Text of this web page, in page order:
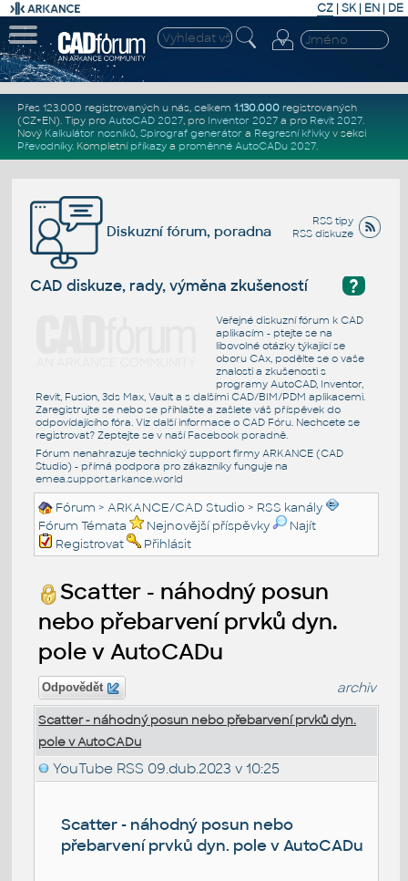
CZ | SK| EN | DE
Přes 123.000 registrovaných u nás, celkem 1.130.000registrovaných
(CZ+EN). Tipy pro AutoCAD 2027, pro Inventor 2027a pro Revit 2027.
Nový Kalkulátor nosníků, Spirograf generátor a Regresní křivkyv sekci
Převodníky. Kompletní příkazya proměnné AutoCADu 2027.
RSS tipy
RSS diskuze
Diskuzní fórum, poradna
?
CAD diskuze, rady, výměna zkušeností
Veřejné diskuzní fórum k CAD
aplikacím - ptejte se na
libovolné otázky týkající se
oboru CAx, podělte se o vaše
znalosti a zkušenosti s
programy AutoCAD, Inventor,
Revit, Fusion, 3ds Max, Vault a s dalšími CAD/BIM/PDM aplikacemi.
Zaregistrujte se nebo se přihlašte a zašlete váš příspěvek do
odpovídajícího fóra. Viz další informace o CAD Fóru. Nechcete se
registrovat? Zeptejte se v naší Facebook poradně.
Fórum nenahrazuje technický support firmy ARKANCE (CAD
Studio) - přímá podpora pro zákazníky funguje na
emea.support.arkance.world
Fórum >ARKANCE/CAD Studio > RSS kanály
Fórum Témata
Nejnovější příspěvky
Najít
Registrovat
Přihlásit
Scatter - náhodný posun
nebo přebarvení prvků dyn.
pole v AutoCADu
Odpovědět archiv
Scatter - náhodný posun nebo přebarvení prvků dyn.
pole v AutoCADu
YouTube RSS 09.dub.2023 v 10:25
Scatter - náhodný posun nebo
přebarvení prvků dyn. pole v AutoCADu